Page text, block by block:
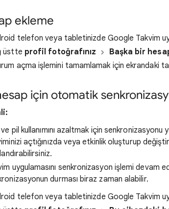
ekleme
telefon veya tabletinizde Google Takvim
üstte profil fotoğrafınız Başka bir
açma işlemini tamamlamak için ekrandaki
için otomatik
pil kullanımını azaltmak için senkronizasyonu
açtığınızda veya etkinlik oluşturup
uygulamasını senkronizasyon işlemi devam
durması biraz zaman alabilir.
telefon veya tabletinizde Google Takvim